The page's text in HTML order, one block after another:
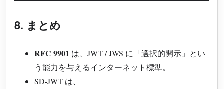
8. まとめ
RFC 9901 は、JWT / JWS に「選択的開示」とい
う能力を与えるインターネット標準。
SD-JWT は、